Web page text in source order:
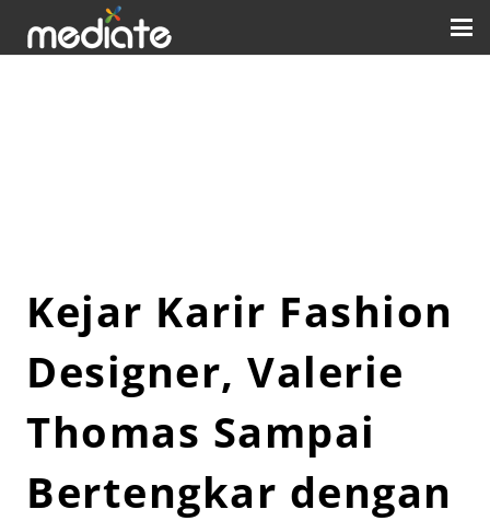
Kejar Karir Fashion
Designer, Valerie
Thomas Sampai
Bertengkar dengan